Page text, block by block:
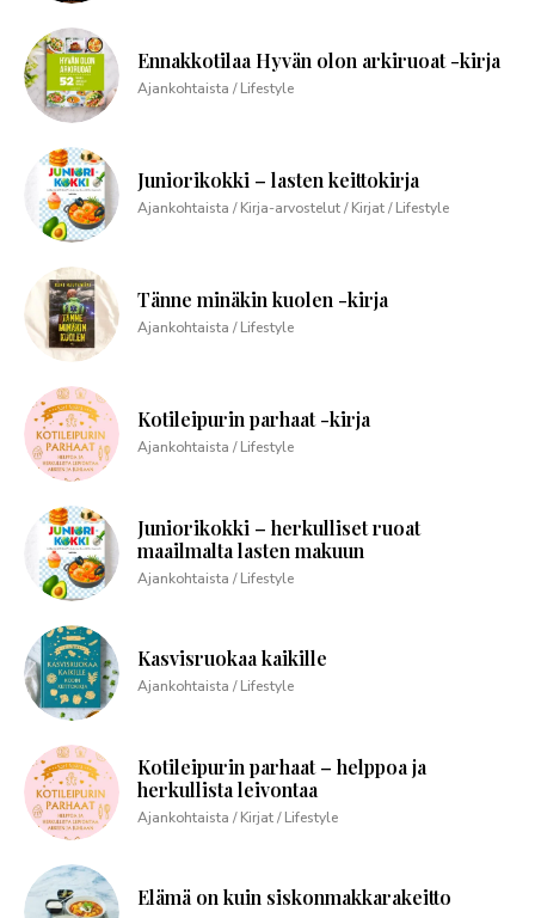
Ennakkotilaa Hyvän olon arkiruoat -kirja
Ajankohtaista / Lifestyle
Juniorikokki – lasten keittokirja
Ajankohtaista / Kirja-arvostelut / Kirjat / Lifestyle
Tänne minäkin kuolen -kirja
Ajankohtaista / Lifestyle
Kotileipurin parhaat -kirja
Ajankohtaista / Lifestyle
Juniorikokki – herkulliset ruoat
maailmalta lasten makuun
Ajankohtaista / Lifestyle
Kasvisruokaa kaikille
Ajankohtaista / Lifestyle
Kotileipurin parhaat – helppoa ja
herkullista leivontaa
Ajankohtaista / Kirjat / Lifestyle
Elämä on kuin siskonmakkarakeitto